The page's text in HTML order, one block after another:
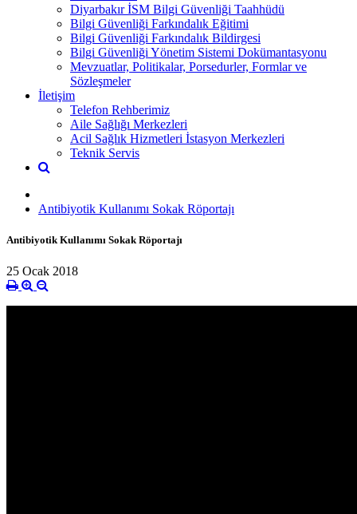
Diyarbakır İSM Bilgi Güvenliği Taahhüdü
Bilgi Güvenliği Farkındalık Eğitimi
Bilgi Güvenliği Farkındalık Bildirgesi
Bilgi Güvenliği Yönetim Sistemi Dokümantasyonu
Mevzuatlar, Politikalar, Porsedurler, Formlar ve
Sözleşmeler
İletişim
Telefon Rehberimiz
Aile Sağlığı Merkezleri
Acil Sağlık Hizmetleri İstasyon Merkezleri
Teknik Servis
Antibiyotik Kullanımı Sokak Röportajı
Antibiyotik Kullanımı Sokak Röportajı
25 Ocak 2018